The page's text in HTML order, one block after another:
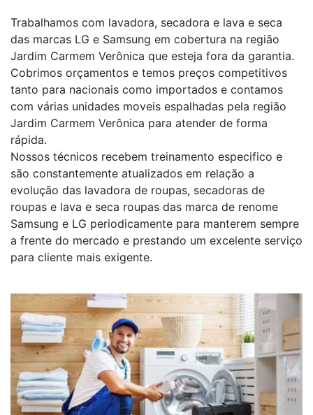
Trabalhamos com lavadora, secadora e lava e seca
das marcas LG e Samsung em cobertura na região
Jardim Carmem Verônica que esteja fora da garantia.
Cobrimos orçamentos e temos preços competitivos
tanto para nacionais como importados e contamos
com várias unidades moveis espalhadas pela região
Jardim Carmem Verônica para atender de forma
rápida.
Nossos técnicos recebem treinamento especifico e
são constantemente atualizados em relação a
evolução das lavadora de roupas, secadoras de
roupas e lava e seca roupas das marca de renome
Samsung e LG periodicamente para manterem sempre
a frente do mercado e prestando um excelente serviço
para cliente mais exigente.